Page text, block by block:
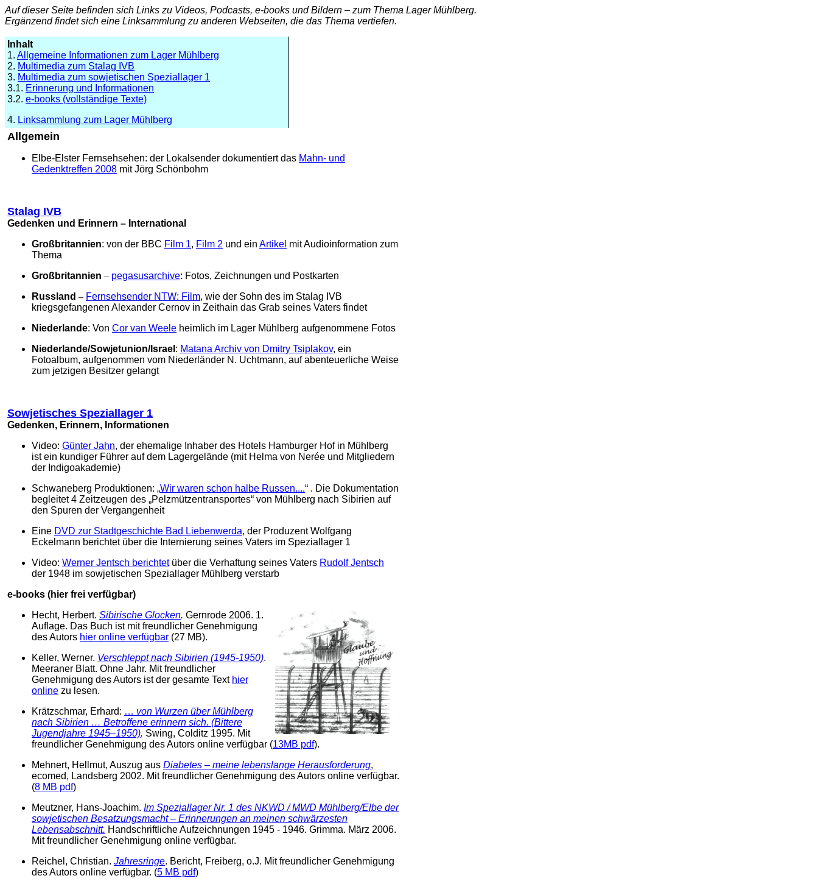
Auf dieser Seite befinden sich Links zu Videos, Podcasts, e-books und Bildern – zum Thema Lager Mühlberg.
Ergänzend findet sich eine Linksammlung zu anderen Webseiten, die das Thema vertiefen.
Inhalt
1. Allgemeine Informationen zum Lager Mühlberg
2. Multimedia zum Stalag IVB
3. Multimedia zum sowjetischen Speziallager 1
3.1. Erinnerung und Informationen
3.2. e-books (vollständige Texte)
4. Linksammlung zum Lager Mühlberg
Allgemein
Elbe-Elster Fernsehsehen: der Lokalsender dokumentiert das Mahn- und
Gedenktreffen 2008 mit Jörg Schönbohm
Stalag IVB
Gedenken und Erinnern – International
Großbritannien: von der BBC Film 1, Film 2 und ein Artikel mit Audioinformation zum
Thema
Großbritannien – pegasusarchive: Fotos, Zeichnungen und Postkarten
Russland – Fernsehsender NTW: Film, wie der Sohn des im Stalag IVB
kriegsgefangenen Alexander Cernov in Zeithain das Grab seines Vaters findet
Niederlande: Von Cor van Weele heimlich im Lager Mühlberg aufgenommene Fotos
Niederlande/Sowjetunion/Israel : Matana Archiv von Dmitry Tsiplakov, ein
Fotoalbum, aufgenommen vom Niederländer N. Uchtmann, auf abenteuerliche Weise
zum jetzigen Besitzer gelangt
Sowjetisches Speziallager 1
Gedenken, Erinnern, Informationen
Video: Günter Jahn, der ehemalige Inhaber des Hotels Hamburger Hof in Mühlberg
ist ein kundiger Führer auf dem Lagergelände (mit Helma von Nerée und Mitgliedern
der Indigoakademie)
Schwaneberg Produktionen: „Wir waren schon halbe Russen....“ . Die Dokumentation
begleitet 4 Zeitzeugen des „Pelzmützentransportes“ von Mühlberg nach Sibirien auf
den Spuren der Vergangenheit
Eine DVD zur Stadtgeschichte Bad Liebenwerda, der Produzent Wolfgang
Eckelmann berichtet über die Internierung seines Vaters im Speziallager 1
Video: Werner Jentsch berichtetüber die Verhaftung seines Vaters Rudolf Jentsch
der 1948 im sowjetischen Speziallager Mühlberg verstarb
e-books (hier frei verfügbar)
Hecht, Herbert. Sibirische Glocken. Gernrode 2006. 1.
Auflage. Das Buch ist mit freundlicher Genehmigung
des Autors hier online verfügbar (27 MB).
Keller, Werner. Verschleppt nach Sibirien (1945-1950).
Meeraner Blatt. Ohne Jahr. Mit freundlicher
Genehmigung des Autors ist der gesamte Text hier
online zu lesen.
Krätzschmar, Erhard: … von Wurzen über Mühlberg
nach Sibirien … Betroffene erinnern sich. (Bittere
Jugendjahre 1945–1950). Swing, Colditz 1995. Mit
freundlicher Genehmigung des Autors online verfügbar (13MB pdf).
Mehnert, Hellmut, Auszug aus Diabetes – meine lebenslange Herausforderung,
ecomed, Landsberg 2002. Mit freundlicher Genehmigung des Autors online verfügbar.
(8 MB pdf)
Meutzner, Hans-Joachim. Im Speziallager Nr. 1 des NKWD / MWD Mühlberg/Elbe der
sowjetischen Besatzungsmacht – Erinnerungen an meinen schwärzesten
Lebensabschnitt. Handschriftliche Aufzeichnungen 1945 - 1946. Grimma. März 2006.
Mit freundlicher Genehmigung online verfügbar.
Reichel, Christian. Jahresringe. Bericht, Freiberg, o.J. Mit freundlicher Genehmigung
des Autors online verfügbar. (5 MB pdf)